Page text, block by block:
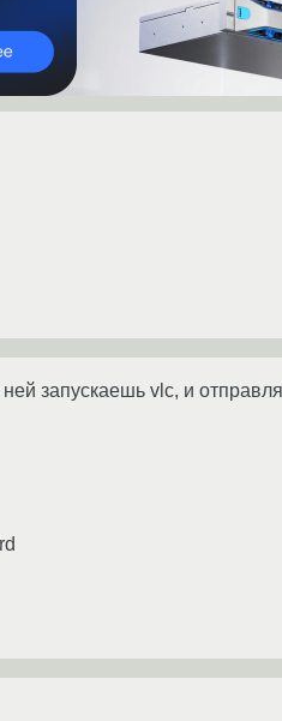
запускаешь vlc, и